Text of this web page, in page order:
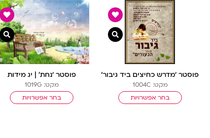
פוסטר ‘מדרש כחיצים ביד גיבור’
מקט: 1004C
בחר אפשרויות
צפייה מהירה
פוסטר ‘נחת’ | יג מידות
מקט: 1019G
בחר אפשרויות